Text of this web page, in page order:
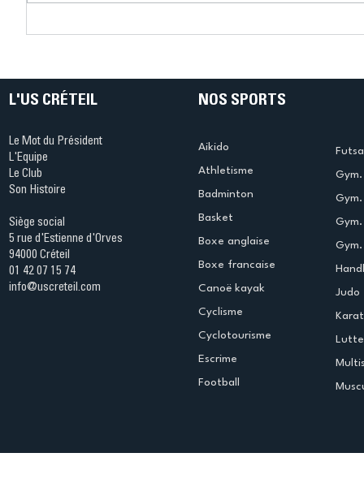
L'US CRÉTEIL
Le Mot du Président
L'Equipe
Le Club
Son Histoire
Siège social
5 rue d'Estienne d'Orves
94000 Créteil
01 42 07 15 74
info@uscreteil.com
NOS SPORTS
Aikido
Athletisme
Badminton
Basket
Boxe anglaise
Boxe francaise
Canoë kayak
Cyclisme
Cyclotourisme
Escrime
Football
Judo
Lutte